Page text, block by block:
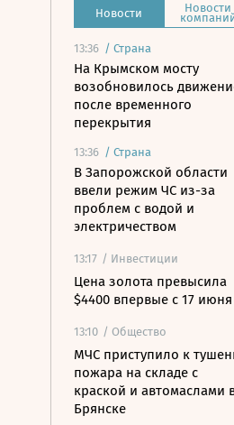
Новости Новости
13:36 / Страна
На Крымском мосту
возобновилось
после временного
перекрытия
13:36 / Страна
В Запорожской области
ввели режим ЧС из-за
проблем с водой и
электричеством
13:17 / Инвестиции
Цена золота превысила
$4400 впервые с 17 июня
13:10 / Общество
МЧС приступило к
пожара на складе с
краской и автомаслами
Брянске